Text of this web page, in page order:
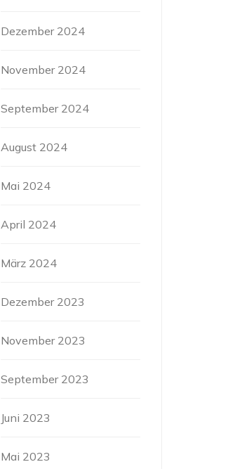
Dezember 2024
November 2024
September 2024
August 2024
Mai 2024
April 2024
März 2024
Dezember 2023
November 2023
September 2023
Juni 2023
Mai 2023